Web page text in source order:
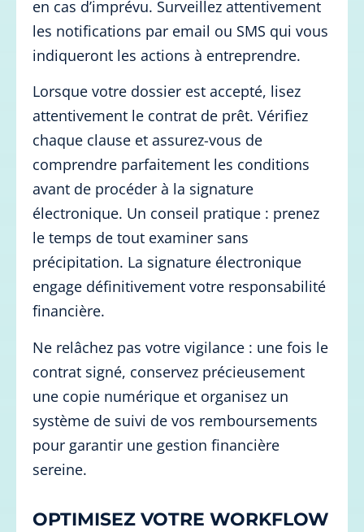
en cas d’imprévu. Surveillez attentivement
les notifications par email ou SMS qui vous
indiqueront les actions à entreprendre.
Lorsque votre dossier est accepté, lisez
attentivement le contrat de prêt. Vérifiez
chaque clause et assurez-vous de
comprendre parfaitement les conditions
avant de procéder à la signature
électronique. Un conseil pratique : prenez
le temps de tout examiner sans
précipitation. La signature électronique
engage définitivement votre responsabilité
financière.
Ne relâchez pas votre vigilance : une fois le
contrat signé, conservez précieusement
une copie numérique et organisez un
système de suivi de vos remboursements
pour garantir une gestion financière
sereine.
OPTIMISEZ VOTRE WORKFLOW